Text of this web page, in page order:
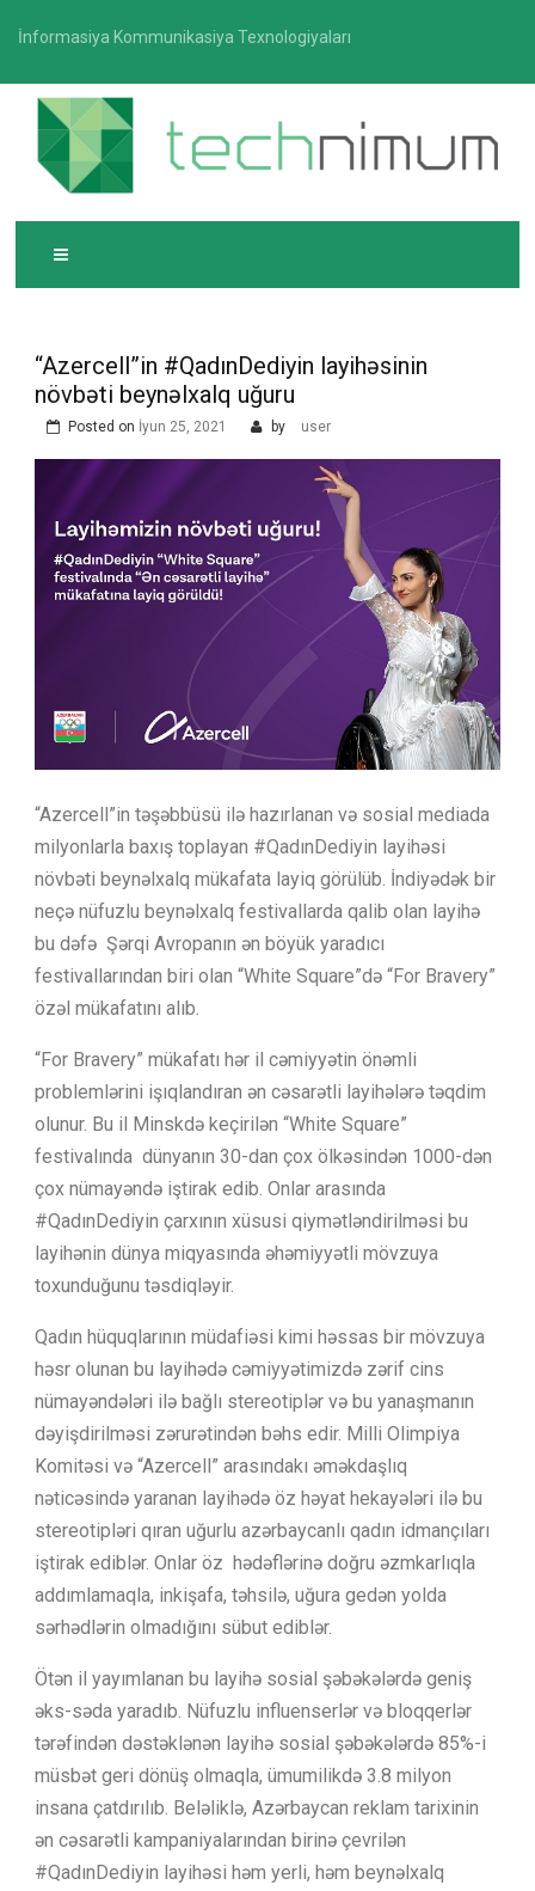
İnformasiya Kommunikasiya Texnologiyaları
TECHNIMUM
İnformasiya-kommunikasiya texnologiyaları üzrə
media platforması
“Azercell”in #QadınDediyin layihəsinin
növbəti beynəlxalq uğuru
Posted on İyun 25, 2021 by user
“Azercell”in təşəbbüsü ilə hazırlanan və sosial mediada
milyonlarla baxış toplayan #QadınDediyin layihəsi
növbəti beynəlxalq mükafata layiq görülüb. İndiyədək bir
neçə nüfuzlu beynəlxalq festivallarda qalib olan layihə
bu dəfə Şərqi Avropanın ən böyük yaradıcı
festivallarından biri olan “White Square”də “For Bravery”
özəl mükafatını alıb.
“For Bravery” mükafatı hər il cəmiyyətin önəmli
problemlərini işıqlandıran ən cəsarətli layihələrə təqdim
olunur. Bu il Minskdə keçirilən “White Square”
festivalında dünyanın 30-dan çox ölkəsindən 1000-dən
çox nümayəndə iştirak edib. Onlar arasında
#QadınDediyin çarxının xüsusi qiymətləndirilməsi bu
layihənin dünya miqyasında əhəmiyyətli mövzuya
toxunduğunu təsdiqləyir.
Qadın hüquqlarının müdafiəsi kimi həssas bir mövzuya
həsr olunan bu layihədə cəmiyyətimizdə zərif cins
nümayəndələri ilə bağlı stereotiplər və bu yanaşmanın
dəyişdirilməsi zərurətindən bəhs edir. Milli Olimpiya
Komitəsi və “Azercell” arasındakı əməkdaşlıq
nəticəsində yaranan layihədə öz həyat hekayələri ilə bu
stereotipləri qıran uğurlu azərbaycanlı qadın idmançıları
iştirak ediblər. Onlar öz hədəflərinə doğru əzmkarlıqla
addımlamaqla, inkişafa, təhsilə, uğura gedən yolda
sərhədlərin olmadığını sübut ediblər.
Ötən il yayımlanan bu layihə sosial şəbəkələrdə geniş
əks-səda yaradıb. Nüfuzlu influenserlər və bloqqerlər
tərəfindən dəstəklənən layihə sosial şəbəkələrdə 85%-i
müsbət geri dönüş olmaqla, ümumilikdə 3.8 milyon
insana çatdırılıb. Beləliklə, Azərbaycan reklam tarixinin
ən cəsarətli kampaniyalarından birinə çevrilən
#QadınDediyin layihəsi həm yerli, həm beynəlxalq